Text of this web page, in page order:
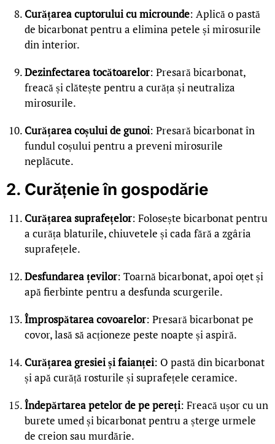
Curățarea cuptorului cu microunde: Aplică o pastă
de bicarbonat pentru a elimina petele și mirosurile
din interior.
Dezinfectarea tocătoarelor: Presară bicarbonat,
freacă și clătește pentru a curăța și neutraliza
mirosurile.
Curățarea coșului de gunoi: Presară bicarbonat în
fundul coșului pentru a preveni mirosurile
neplăcute.
2. Curățenie în gospodărie
Curățarea suprafețelor: Folosește bicarbonat pentru
a curăța blaturile, chiuvetele și cada fără a zgâria
suprafețele.
Desfundarea țevilor: Toarnă bicarbonat, apoi oțet și
apă fierbinte pentru a desfunda scurgerile.
Împrospătarea covoarelor: Presară bicarbonat pe
covor, lasă să acționeze peste noapte și aspiră.
Curățarea gresiei și faianței: O pastă din bicarbonat
și apă curăță rosturile și suprafețele ceramice.
Îndepărtarea petelor de pe pereți: Freacă ușor cu un
burete umed și bicarbonat pentru a șterge urmele
de creion sau murdărie.